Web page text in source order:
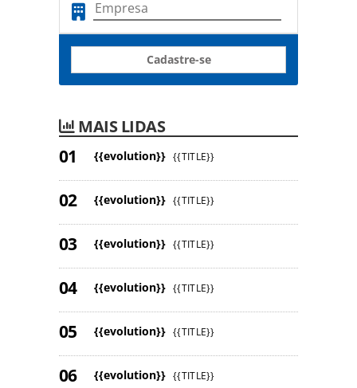
Cadastre-se
MAIS LIDAS
{{evolution}} {{TITLE}}
{{evolution}} {{TITLE}}
{{evolution}} {{TITLE}}
{{evolution}} {{TITLE}}
{{evolution}} {{TITLE}}
{{evolution}} {{TITLE}}